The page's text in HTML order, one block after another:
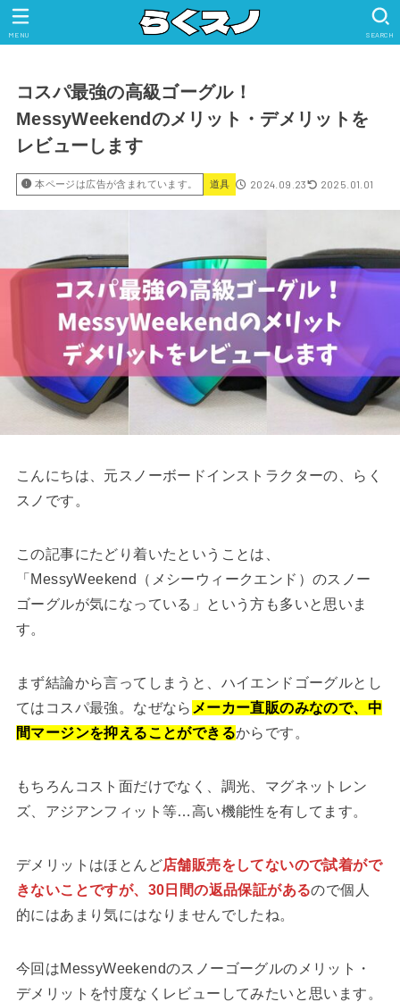
SEARCH
MENU
コスパ最強の高級ゴーグル！
MessyWeekendのメリット・デメリットを
レビューします
本ページは広告が含まれています。 道具 2024.09.23 2025.01.01
こんにちは、元スノーボードインストラクターの、らく
スノです。
この記事にたどり着いたということは、
「MessyWeekend（メシーウィークエンド）のスノー
ゴーグルが気になっている」という方も多いと思いま
す。
まず結論から言ってしまうと、ハイエンドゴーグルとし
てはコスパ最強。なぜなら メーカー直販のみなので、中
間マージンを抑えることができるからです。
もちろんコスト面だけでなく、調光、マグネットレン
ズ、アジアンフィット等…高い機能性を有してます。
デメリットはほとんど店舗販売をしてないので試着がで
きないことですが、30日間の返品保証があるので個人
的にはあまり気にはなりませんでしたね。
今回はMessyWeekendのスノーゴーグルのメリット・
デメリットを忖度なくレビューしてみたいと思います。